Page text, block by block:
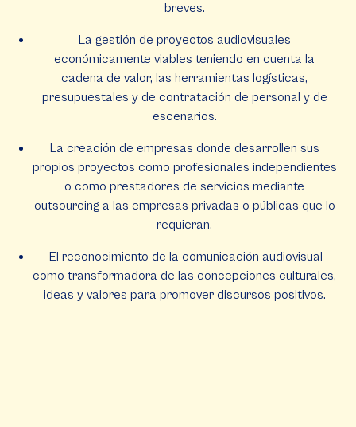
breves.
La gestión de proyectos audiovisuales
económicamente viables teniendo en cuenta la
cadena de valor, las herramientas logísticas,
presupuestales y de contratación de personal y de
escenarios.
La creación de empresas donde desarrollen sus
propios proyectos como profesionales independientes
o como prestadores de servicios mediante
outsourcing a las empresas privadas o públicas que lo
requieran.
El reconocimiento de la comunicación audiovisual
como transformadora de las concepciones culturales,
ideas y valores para promover discursos positivos.